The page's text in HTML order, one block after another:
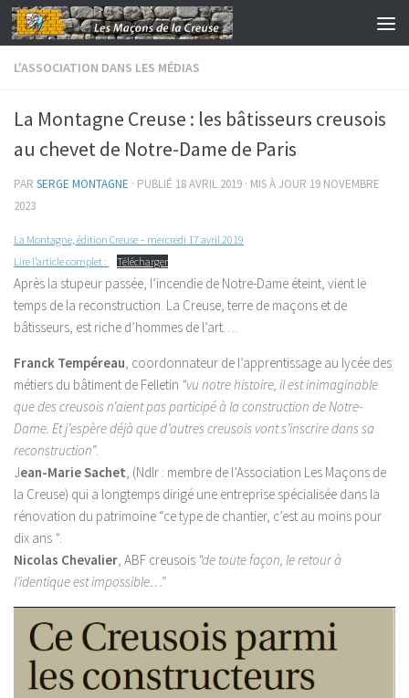
Skip to content
L'ASSOCIATION DANS LES MÉDIAS
La Montagne Creuse : les bâtisseurs creusois
au chevet de Notre-Dame de Paris
PAR SERGE MONTAGNE · PUBLIÉ 18 AVRIL 2019 · MIS À JOUR 19 NOVEMBRE
2023
La Montagne, édition Creuse – mercredi 17 avril 2019
Lire l’article complet :
Télécharger
Après la stupeur passée, l’incendie de Notre-Dame éteint, vient le
temps de la reconstruction. La Creuse, terre de maçons et de
bâtisseurs, est riche d’hommes de l’art….
Franck Tempéreau, coordonnateur de l’apprentissage au lycée des
métiers du bâtiment de Felletin “vu notre histoire, il est inimaginable
que des creusois n’aient pas participé à la construction de Notre-
Dame. Et j’espère déjà que d’autres creusois vont s’inscrire dans sa
reconstruction”.
Jean-Marie Sachet, (Ndlr : membre de l’Association Les Maçons de
la Creuse) qui a longtemps dirigé une entreprise spécialisée dans la
rénovation du patrimoine “ce type de chantier, c’est au moins pour
dix ans “.
Nicolas Chevalier, ABF creusois “de toute façon, le retour à
l’identique est impossible…”